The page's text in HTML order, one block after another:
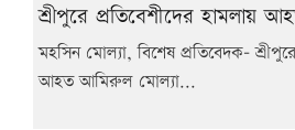
শ্রীপুরে প্রতিবেশীদের হামলায়
মহসিন মোল্যা, বিশেষ প্রতিবেদক-
আহত আমিরুল মোল্যা...